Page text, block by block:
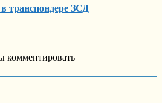
транспондере ЗСД
комментировать